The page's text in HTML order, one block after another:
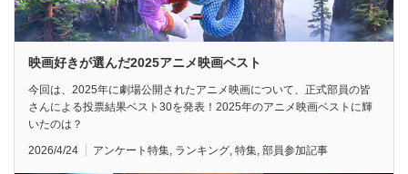
映画好きが選んだ2025アニメ映画ベスト
今回は、2025年に劇場公開されたアニメ映画について、正式部員の皆
さんによる投票結果ベスト30を発表！2025年のアニメ映画ベストに輝
いたのは？
2026/4/24 アンケート特集, ランキング, 特集, 部員参加記事